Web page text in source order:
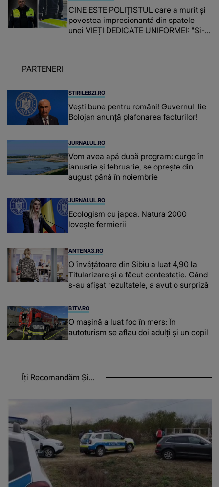
CINE ESTE POLIȚISTUL care a murit și
povestea impresionantă din spatele
unei VIEȚI DEDICATE UNIFORMEI: "Și-a
PARTENERI
STIRILEBZI.RO
Vești bune pentru români! Guvernul Ilie
Bolojan anunță plafonarea facturilor!
JURNALUL.RO
Vom avea apă după program: curge în
ianuarie și februarie, se oprește din
august până în noiembrie
JURNALUL.RO
Ecologism cu japca. Natura 2000
lovește fermierii
ANTENA3.RO
O învățătoare din Sibiu a luat 4,90 la
Titularizare și a făcut contestație. Când
s-au afișat rezultatele, a avut o surpriză
B1TV.RO
O maşină a luat foc în mers: În
autoturism se aflau doi adulți și un copil
Îți Recomandăm Și...